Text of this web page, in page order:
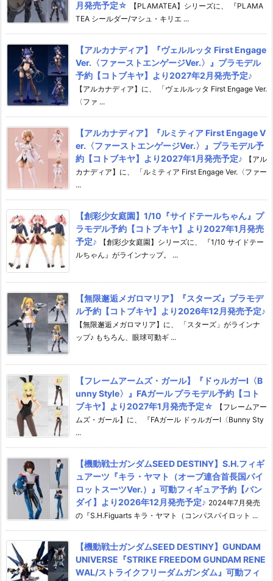
月発売予定☆
【PLAMATEA】シリーズに、 『PLAMA
TEA シールダー/マシュ・キリエ ...
【アルカナディア】『ヴェルルッタ First Engage
Ver.〈ファーストエンゲージVer.〉』プラモデル
予約【コトブキヤ】より2027年2月発売予定♪
【アルカナディア】に、 「ヴェルルッタ First Engage Ver.
〈ファ ...
【アルカナディア】『ルミティア First Engage V
er.〈ファーストエンゲージVer.〉』プラモデル予
約【コトブキヤ】より2027年1月発売予定♪
【アル
カナディア】に、 「ルミティア First Engage Ver.〈ファー
...
【創彩少女庭園】1/10『サイドテールちゃん』プ
ラモデル予約【コトブキヤ】より2027年1月発売
予定♪
【創彩少女庭園】シリーズに、 『1/10 サイドテー
ルちゃん』がラインナップ。 ...
【無限邂逅メガロマリア】『スターズ』プラモデ
ル予約【コトブキヤ】より2026年12月発売予定♪
【無限邂逅メガロマリア】に、 「スターズ」がラインナ
ップ♪ もちろん、眼球可動ギ ...
【フレームアームズ・ガール】『ドゥルガーI〈B
unny Style〉』FAガール プラモデル予約【コト
ブキヤ】より2027年1月発売予定☆
【フレームアー
ムズ・ガール】に、 『FAガール ドゥルガーI〈Bunny Sty
...
【機動戦士ガンダムSEED DESTINY】S.H.フィギ
ュアーツ『キラ・ヤマト（オーブ連合首長国パイ
ロットスーツVer.）』可動フィギュア予約【バン
ダイ】より2026年12月発売予定♪ 2024年7月発売
の『S.H.Figuarts キラ・ヤマト（コンパスパイロット ...
【機動戦士ガンダムSEED DESTINY】GUNDAM
UNIVERSE『STRIKE FREEDOM GUNDAM RENE
WAL/ストライクフリーダムガンダム』可動フィ